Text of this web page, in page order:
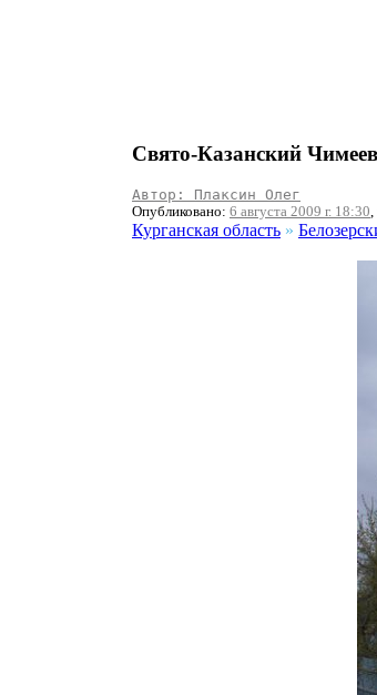
Свято-Казанский
Автор: Плаксин Олег
Опубликовано: 6 августа 2009 г. 18:30,
Курганская область »